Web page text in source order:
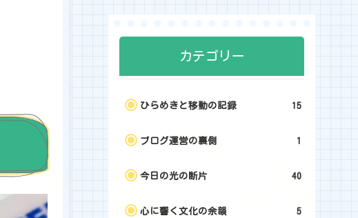
カテゴリー
ひらめきと移動の記録 15
ブログ運営の裏側 1
今日の光の断片 40
心に響く文化の余韻 5